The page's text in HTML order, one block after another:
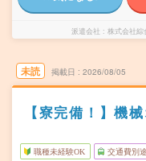
派遣会社 株式会社綜
未読 掲載日 2026/08/05
【寮完備！】機
職種未経験OK 交通費別